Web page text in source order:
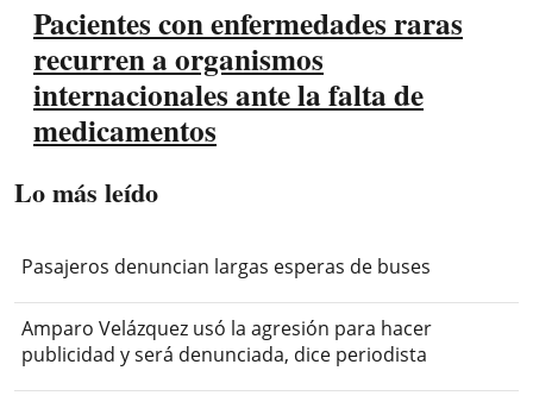
Pacientes con enfermedades raras
recurren a organismos
internacionales ante la falta de
medicamentos
Lo más leído
Pasajeros denuncian largas esperas de buses
Amparo Velázquez usó la agresión para hacer
publicidad y será denunciada, dice periodista